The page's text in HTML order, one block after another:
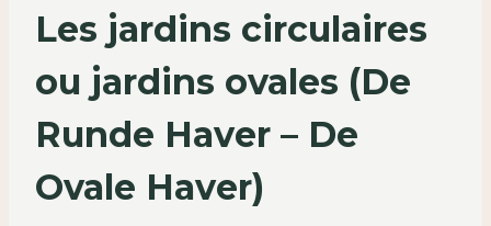
Les jardins circulaires
ou jardins ovales (De
Runde Haver – De
Ovale Haver)